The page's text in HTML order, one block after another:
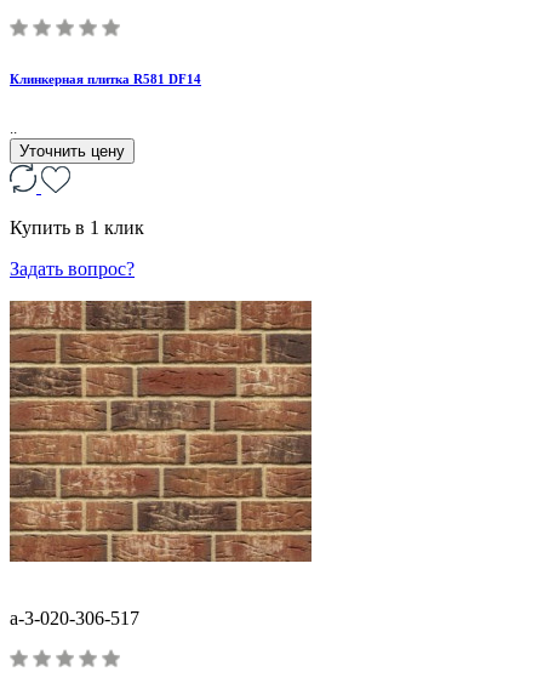
Клинкерная плитка R581 DF14
Уточнить цену
Купить в 1 клик
Задать вопрос?
a-3-020-306-517